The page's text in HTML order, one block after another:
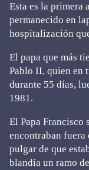
Esta es la primera
permanecido en
hospitalización
El papa que más
Pablo II, quien en
durante 55 días,
1981.
El Papa Francisco
encontraban fuera
pulgar de que
blandía un ramo